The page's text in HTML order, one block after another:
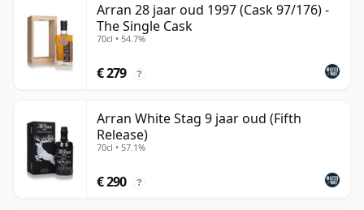
Arran 28 jaar oud 1997 (Cask 97/176) -
The Single Cask
70cl • 54.7%
€ 279 ?
Arran White Stag 9 jaar oud (Fifth
Release)
70cl • 57.1%
€ 290 ?